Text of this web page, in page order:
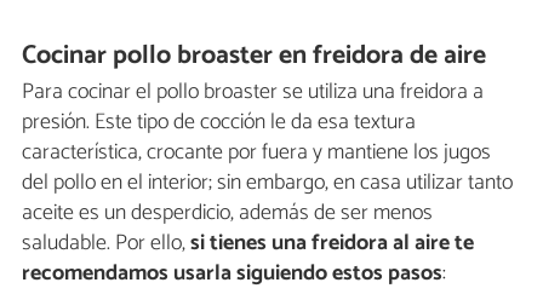
Cocinar pollo broaster en freidora de aire
Para cocinar el pollo broaster se utiliza una freidora a
presión. Este tipo de cocción le da esa textura
característica, crocante por fuera y mantiene los jugos
del pollo en el interior; sin embargo, en casa utilizar tanto
aceite es un desperdicio, además de ser menos
saludable. Por ello,si tienes una freidora al aire te
recomendamos usarla siguiendo estos pasos: